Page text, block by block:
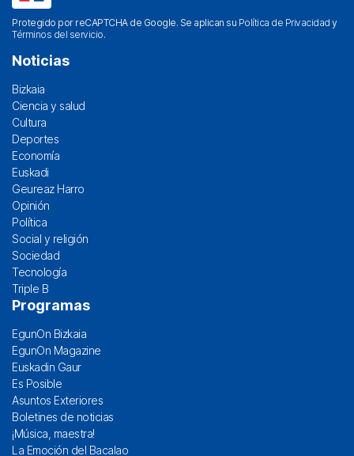
Protegido por reCAPTCHA de Google. Se aplican su Política de Privacidad y
Términos del servicio.
Noticias
Bizkaia
Ciencia y salud
Cultura
Deportes
Economía
Euskadi
Geureaz Harro
Opinión
Política
Social y religión
Sociedad
Tecnología
Triple B
Programas
EgunOn Bizkaia
EgunOn Magazine
Euskadin Gaur
Es Posible
Asuntos Exteriores
Boletines de noticias
¡Música, maestra!
La Emoción del Bacalao